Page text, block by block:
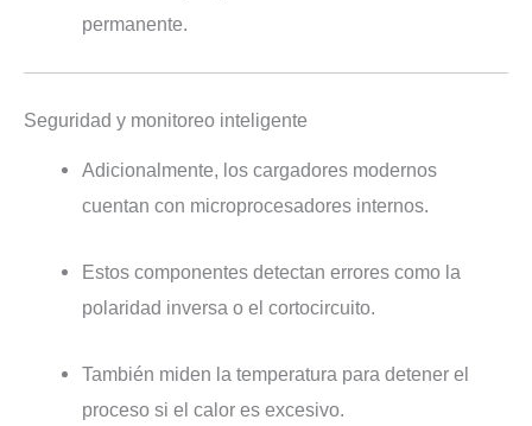
permanente.
Seguridad y monitoreo inteligente
Adicionalmente, los cargadores modernos
cuentan con microprocesadores internos.
Estos componentes detectan errores como la
polaridad inversa o el cortocircuito.
También miden la temperatura para detener el
proceso si el calor es excesivo.